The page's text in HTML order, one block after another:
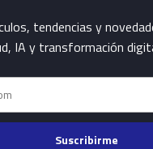
tendencias y
IA y transformación
Suscribirme